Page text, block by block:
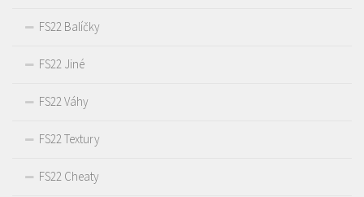
FS22 Balíčky
FS22 Jiné
FS22 Váhy
FS22 Textury
FS22 Cheaty